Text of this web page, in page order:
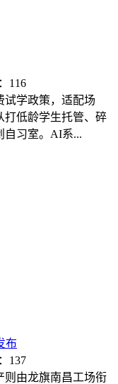
116
试学政策，适配场
打低龄学生托管、碎
自习室。AI系...
布
137
则由龙旗南昌工场衔